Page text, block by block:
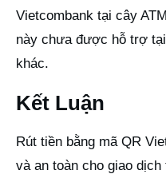
Vietcombank tại cây
này chưa được hỗ trợ
khác.
Kết Luận
Rút tiền bằng mã QR
và an toàn cho giao